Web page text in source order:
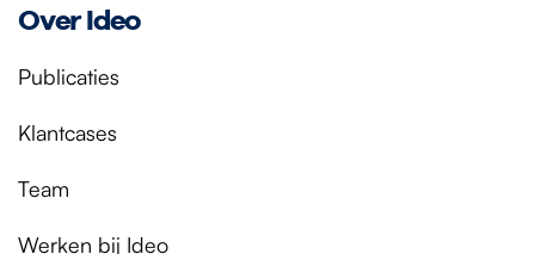
Over Ideo
Publicaties
Klantcases
Team
Werken bij Ideo